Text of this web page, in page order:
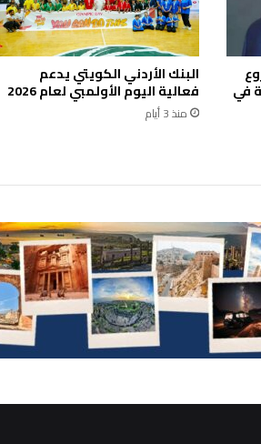
في
البنك الأردني الكويتي يدعم
فعالية اليوم الأولمبي لعام 2026
منذ 3 أيام